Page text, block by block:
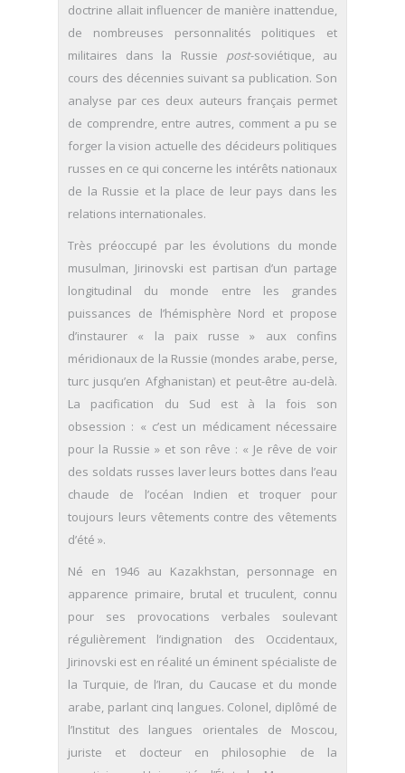
doctrine allait influencer de manière inattendue,
de nombreuses personnalités politiques et
militaires dans la Russie post-soviétique, au
cours des décennies suivant sa publication. Son
analyse par ces deux auteurs français permet
de comprendre, entre autres, comment a pu se
forger la vision actuelle des décideurs politiques
russes en ce qui concerne les intérêts nationaux
de la Russie et la place de leur pays dans les
relations internationales.
Très préoccupé par les évolutions du monde
musulman, Jirinovski est partisan d’un partage
longitudinal du monde entre les grandes
puissances de l’hémisphère Nord et propose
d’instaurer « la paix russe » aux confins
méridionaux de la Russie (mondes arabe, perse,
turc jusqu’en Afghanistan) et peut-être au-delà.
La pacification du Sud est à la fois son
obsession : « c’est un médicament nécessaire
pour la Russie » et son rêve : « Je rêve de voir
des soldats russes laver leurs bottes dans l’eau
chaude de l’océan Indien et troquer pour
toujours leurs vêtements contre des vêtements
d’été ».
Né en 1946 au Kazakhstan, personnage en
apparence primaire, brutal et truculent, connu
pour ses provocations verbales soulevant
régulièrement l’indignation des Occidentaux,
Jirinovski est en réalité un éminent spécialiste de
la Turquie, de l’Iran, du Caucase et du monde
arabe, parlant cinq langues. Colonel, diplômé de
l’Institut des langues orientales de Moscou,
juriste et docteur en philosophie de la